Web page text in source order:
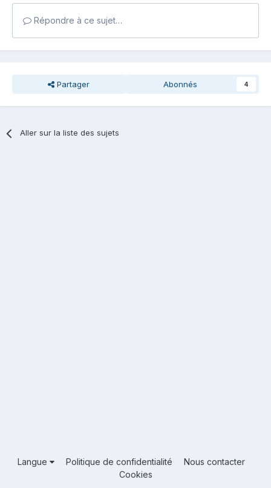
Répondre à ce sujet…
Partager Abonnés 4
Aller sur la liste des sujets
Langue Politique de confidentialité
Nous contacter
Cookies